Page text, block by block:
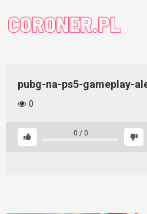
content
pubg-na-ps5-gameplay-
0
0 / 0